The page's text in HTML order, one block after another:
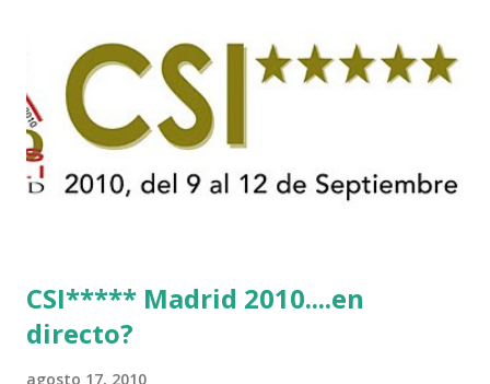
CSI***** Madrid 2010....en
directo?
agosto 17, 2010